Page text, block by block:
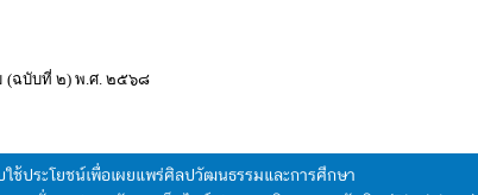
(ฉบับที่ ๒) พ.ศ. ๒๕๖๘
ช้ประโยชน์เพื่อเผยแพร่ศิลปวัฒนธรรมและการศึกษา